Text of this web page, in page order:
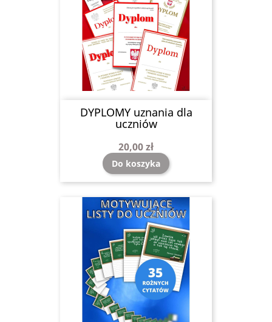
DYPLOMY uznania dla
uczniów
20,00 zł
Do koszyka